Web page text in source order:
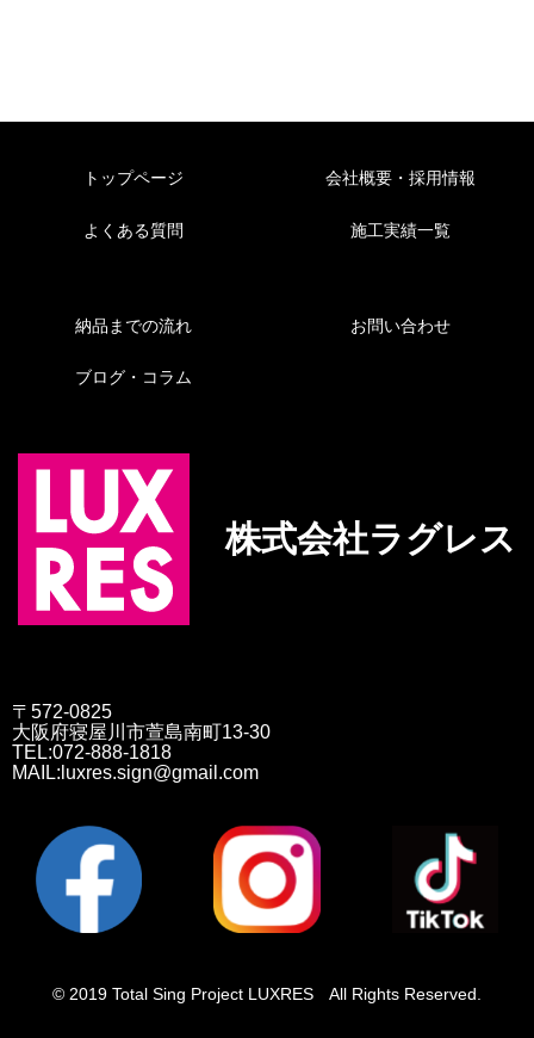
トップページ
よくある質問
会社概要・採用情報
施工実績一覧
納品までの流れ
ブログ・コラム
お問い合わせ
株式会社ラグレス
〒572-0825
大阪府寝屋川市萱島南町13-30
TEL:072-888-1818
MAIL:luxres.sign@gmail.com
© 2019 Total Sing Project LUXRES All Rights Reserved.